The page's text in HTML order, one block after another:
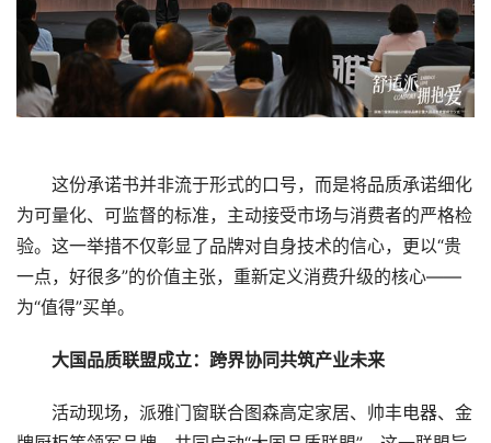
这份承诺书并非流于形式的口号，而是将品质承诺细化
为可量化、可监督的标准，主动接受市场与消费者的严格检
验。这一举措不仅彰显了品牌对自身技术的信心，更以“贵
一点，好很多”的价值主张，重新定义消费升级的核心——
为“值得”买单。
大国品质联盟成立：跨界协同共筑产业未来
活动现场，派雅门窗联合图森高定家居、帅丰电器、金